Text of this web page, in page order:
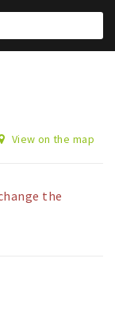
View on the map
the